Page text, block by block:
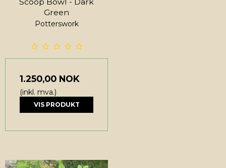
Green
Potterswork
1.250,00 NOK
(inkl. mva.)
VIS PRODUKT